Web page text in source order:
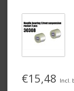
€15,48 Incl.